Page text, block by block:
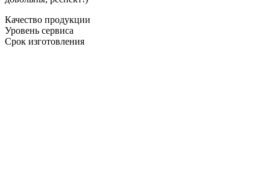
Качество продукции
Уровень сервиса
Срок изготовления